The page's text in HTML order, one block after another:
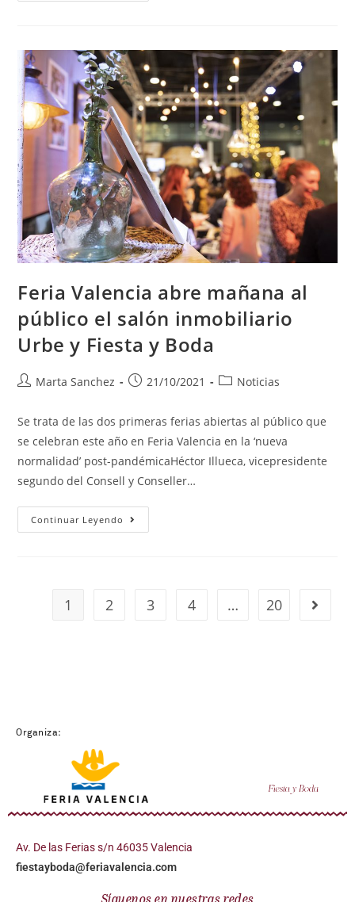
Feria Valencia abre mañana al
público el salón inmobiliario
Urbe y Fiesta y Boda
Marta Sanchez 21/10/2021 Noticias
Se trata de las dos primeras ferias abiertas al público que
se celebran este año en Feria Valencia en la ‘nueva
normalidad’ post-pandémicaHéctor Illueca, vicepresidente
segundo del Consell y Conseller…
Continuar Leyendo
1 2 3 4 … 20
Organiza:
Av. De las Ferias s/n 46035 Valencia
fiestayboda@feriavalencia.com